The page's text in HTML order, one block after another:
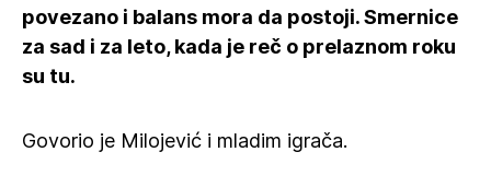
povezano i balans mora da postoji. Smernice
za sad i za leto, kada je reč o prelaznom roku
su tu.
Govorio je Milojević i mladim igrača.